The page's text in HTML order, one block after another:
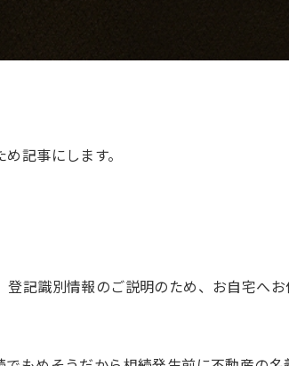
記事にします。
記識別情報のご説明のため、お自宅へ